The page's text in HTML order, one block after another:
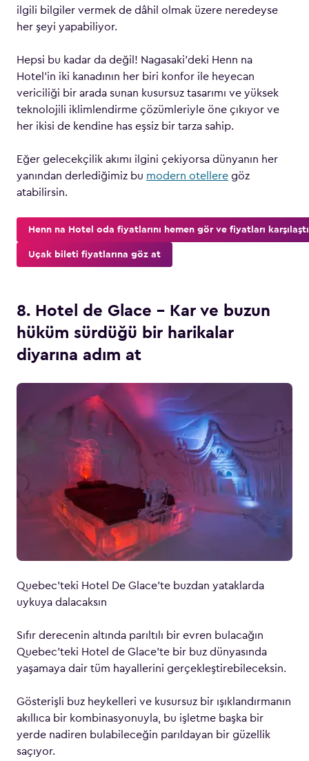
ilgili bilgiler vermek de dâhil olmak üzere neredeyse
her şeyi yapabiliyor.
Hepsi bu kadar da değil! Nagasaki’deki Henn na
Hotel’in iki kanadının her biri konfor ile heyecan
vericiliği bir arada sunan kusursuz tasarımı ve yüksek
teknolojili iklimlendirme çözümleriyle öne çıkıyor ve
her ikisi de kendine has eşsiz bir tarza sahip.
Eğer gelecekçilik akımı ilgini çekiyorsa dünyanın her
yanından derlediğimiz bu modern otellere göz
atabilirsin.
Henn na Hotel oda fiyatlarını hemen gör ve fiyatları
Uçak bileti fiyatlarına göz at
8. Hotel de Glace – Kar ve buzun
hüküm sürdüğü bir harikalar
diyarına adım at
Quebec’teki Hotel De Glace’te buzdan yataklarda
uykuya dalacaksın
Sıfır derecenin altında parıltılı bir evren bulacağın
Quebec’teki Hotel de Glace’te bir buz dünyasında
yaşamaya dair tüm hayallerini gerçekleştirebileceksin.
Gösterişli buz heykelleri ve kusursuz bir ışıklandırmanın
akıllıca bir kombinasyonuyla, bu işletme başka bir
yerde nadiren bulabileceğin parıldayan bir güzellik
saçıyor.